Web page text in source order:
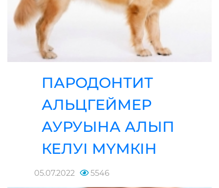
ПАРОДОНТИТ
АЛЬЦГЕЙМЕР
АУРУЫНА АЛЫП
КЕЛУІ МҮМКІН
05.07.2022 5546